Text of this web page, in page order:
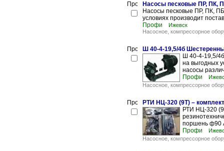
Насосы песковые ПР, ПК,
Насосы песковые ПР, ПК,
условиях производит
Профи
Ижевск
Насосное, компрессорное
Ш 40-4-19,5/4б
Ш 40-4-19,5/
на выгодных
насосы
Профи
Насосное, компрессорное
РТИ НЦ-320 (9Т) –
РТИ НЦ-320
поршень ф90
Профи
Насосное, компрессорное